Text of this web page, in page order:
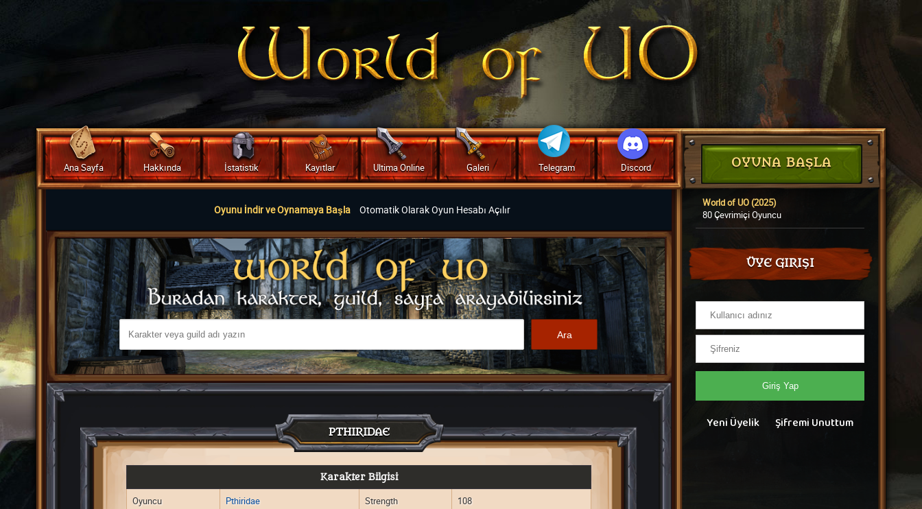
Ana Sayfa Hakkında İstatistik Kayıtlar Ultima Online Galeri Telegram Discord OYUNA BAŞLA
Oyunu İndir ve Oynamaya Başla Otomatik Olarak Oyun Hesabı Açılır
PTHIRIDAE
Karakter Bilgisi
Oyuncu Pthiridae Strength
108
World of UO (2025)
80 Çevrimiçi Oyuncu
ÜYE GIRIŞI
Giriş Yap
Yeni Üyelik Şifremi Unuttum